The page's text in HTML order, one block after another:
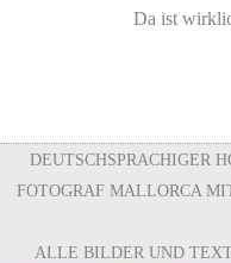
Da ist
DEUTSCHSPRACHIGER
FOTOGRAF MALLORCA
ALLE BILDER UND